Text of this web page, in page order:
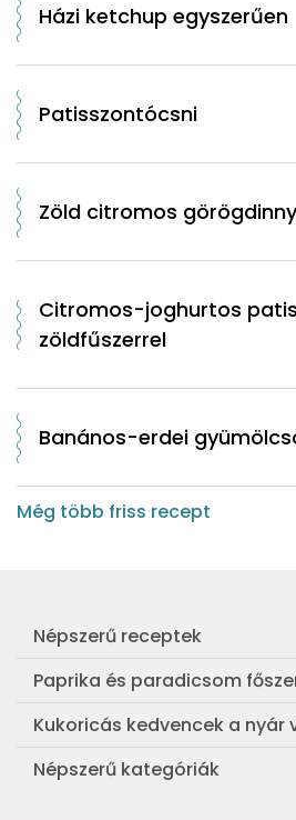
Házi ketchup egyszerűen
Patisszontócsni
Zöld citromos
Citromos-joghurtos
zöldfűszerrel
Banános-erdei
Még több friss recept
Népszerű receptek
Frankfurti leves
Egyszerű muffin
Aranygaluska
Paprika és paradicsom
Pan con Tomate
Paradicsom és paprika eltevése
Kukoricás kedvencek a nyár
Legfinomabb főtt kukorica
Népszerű kategóriák